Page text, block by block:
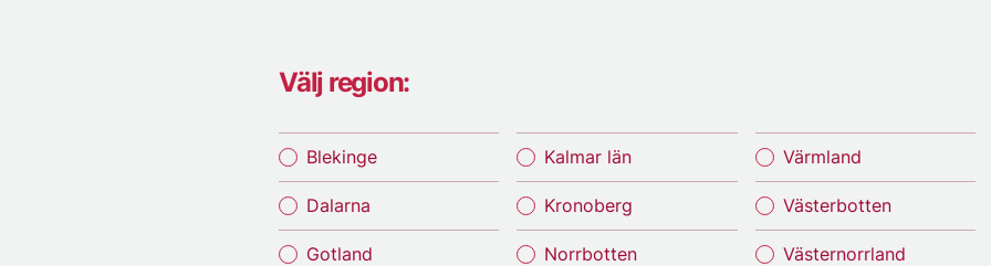
Välj region:
Blekinge
Dalarna
Gotland
Kalmar län
Kronoberg
Norrbotten
Värmland
Västerbotten
Västernorrland